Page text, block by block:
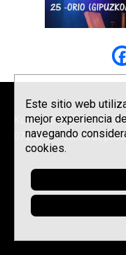
Korrontzi © 2026 - Tel.
072 076 -Política de
Este sitio web
mejor experiencia
navegando
cookies.